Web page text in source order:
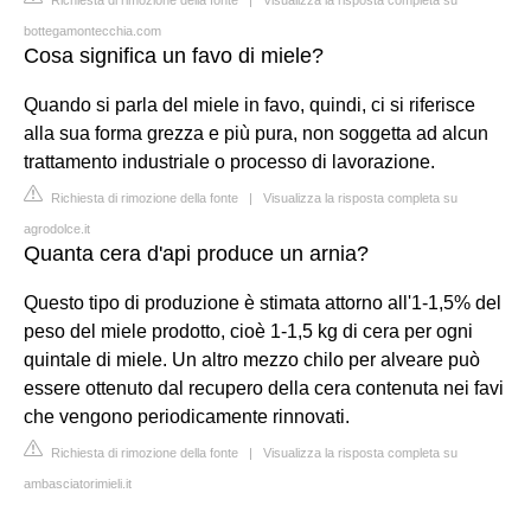
bottegamontecchia.com
Cosa significa un favo di miele?
Quando si parla del miele in favo, quindi, ci si riferisce
alla sua forma grezza e più pura, non soggetta ad alcun
trattamento industriale o processo di lavorazione.
Richiesta di rimozione della fonte | Visualizza la risposta completa su
agrodolce.it
Quanta cera d'api produce un arnia?
Questo tipo di produzione è stimata attorno all'1-1,5% del
peso del miele prodotto, cioè 1-1,5 kg di cera per ogni
quintale di miele. Un altro mezzo chilo per alveare può
essere ottenuto dal recupero della cera contenuta nei favi
che vengono periodicamente rinnovati.
Richiesta di rimozione della fonte | Visualizza la risposta completa su
ambasciatorimieli.it